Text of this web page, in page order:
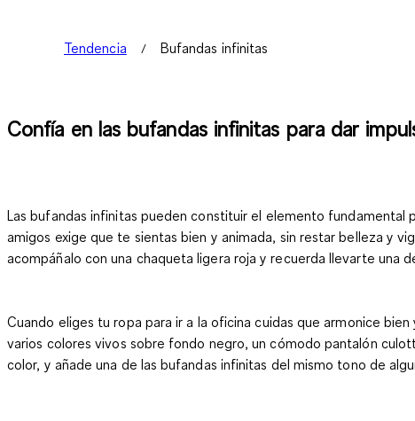
Tendencia Bufandas infinitas
Confía en las bufandas infinitas para dar
Las bufandas infinitas pueden constituir el elemento fundamental
amigos exige que te sientas bien y animada, sin restar belleza y
acompáñalo con una chaqueta ligera roja y recuerda llevarte
Cuando eliges tu ropa para ir a la oficina cuidas que armonice
varios colores vivos sobre fondo negro, un cómodo pantalón
color, y añade una de las bufandas infinitas del mismo tono de